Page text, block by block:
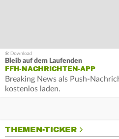
Bleib auf dem Laufenden
FFH-NACHRICHTEN-APP
Breaking News als Push-
kostenlos laden.
THEMEN-TICKER